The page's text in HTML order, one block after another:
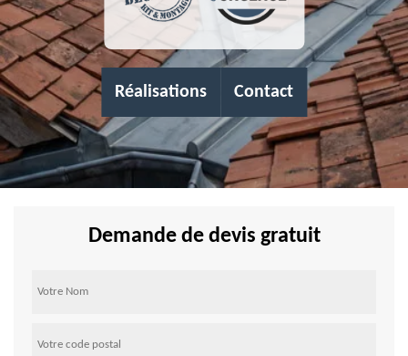
Réalisations Contact
Demande de devis gratuit